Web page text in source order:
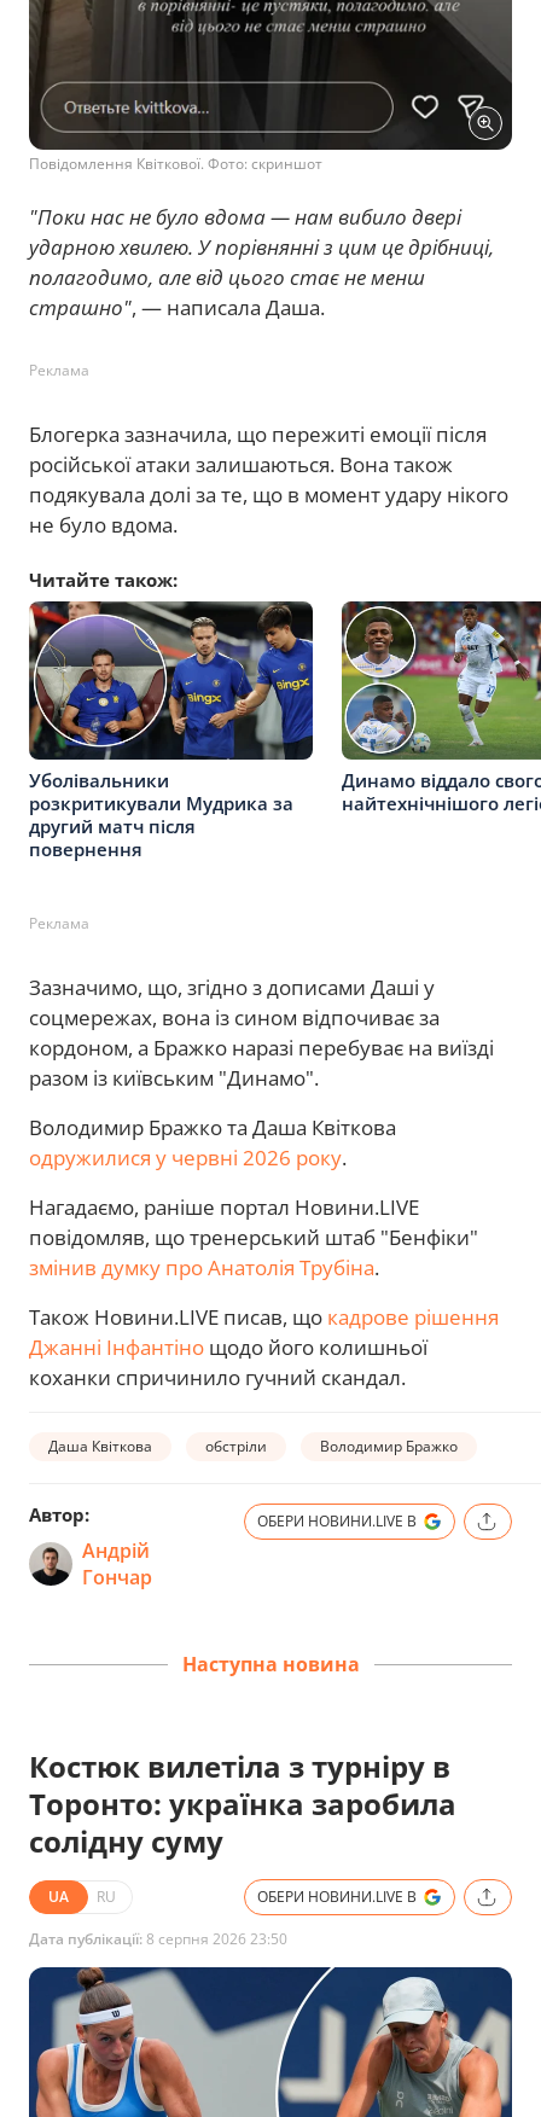
Повідомлення Квіткової. Фото: скриншот
"Поки нас не було вдома — нам вибило двері
ударною хвилею. У порівнянні з цим це дрібниці,
полагодимо, але від цього стає не менш
страшно", — написала Даша.
Реклама
Блогерка зазначила, що пережиті емоції після
російської атаки залишаються. Вона також
подякувала долі за те, що в момент удару нікого
не було вдома.
Читайте також:
Уболівальники
розкритикували Мудрика за
другий матч після
повернення
Динамо віддало
найтехнічнішого
Реклама
Зазначимо, що, згідно з дописами Даші у
соцмережах, вона із сином відпочиває за
кордоном, а Бражко наразі перебуває на виїзді
разом із київським "Динамо".
Володимир Бражко та Даша Квіткова
одружилися у червні 2026 року.
Нагадаємо, раніше портал Новини.LIVE
повідомляв, що тренерський штаб "Бенфіки"
змінив думку про Анатолія Трубіна.
Також Новини.LIVE писав, що кадрове рішення
Джанні Інфантіно щодо його колишньої
коханки спричинило гучний скандал.
Даша Квіткова обстріли Володимир Бражко
Автор:
Андрій
Гончар
ОБЕРИ НОВИНИ.LIVE В
Наступна новина
Костюк вилетіла з турніру в
Торонто: українка заробила
солідну суму
UA RU ОБЕРИ НОВИНИ.LIVE В
Дата публікації:8 серпня 2026 23:50